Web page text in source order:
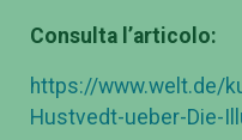
Consulta l’articolo:
https://www.welt.de/
Hustvedt-ueber-Die-